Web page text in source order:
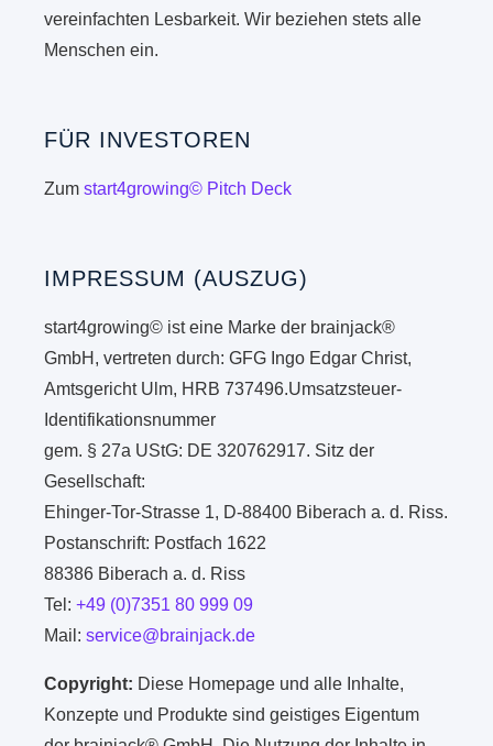
vereinfachten Lesbarkeit. Wir beziehen stets alle
Menschen ein.
FÜR INVESTOREN
Zumstart4growing© Pitch Deck
IMPRESSUM (AUSZUG)
start4growing© ist eine Marke der brainjack®
GmbH, vertreten durch: GFG Ingo Edgar Christ,
Amtsgericht Ulm, HRB 737496.Umsatzsteuer-
Identifikationsnummer
gem. § 27a UStG: DE 320762917. Sitz der
Gesellschaft:
Ehinger-Tor-Strasse 1, D-88400 Biberach a. d. Riss.
Postanschrift: Postfach 1622
88386 Biberach a. d. Riss
Tel:+49 (0)7351 80 999 09
Mail:service@brainjack.de
Copyright: Diese Homepage und alle Inhalte,
Konzepte und Produkte sind geistiges Eigentum